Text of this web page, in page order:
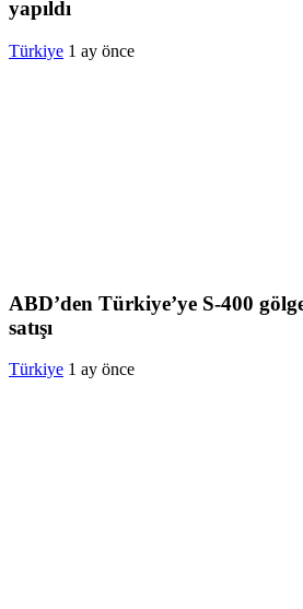
yapıldı
Türkiye 1 ay önce
ABD’den Türkiye’ye S-400
satışı
Türkiye 1 ay önce